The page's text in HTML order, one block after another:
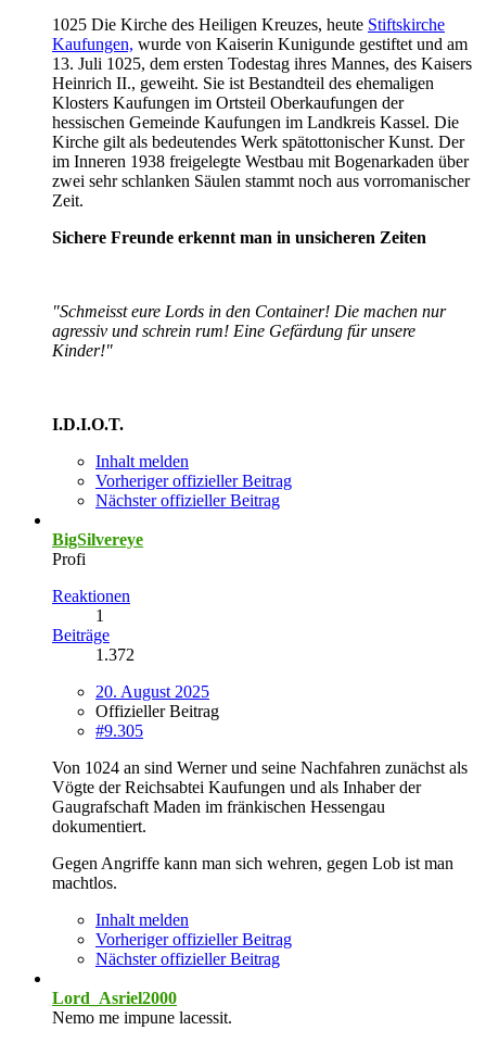
1025 Die Kirche des Heiligen Kreuzes, heute Stiftskirche
Kaufungen, wurde von Kaiserin Kunigunde gestiftet und am
13. Juli 1025, dem ersten Todestag ihres Mannes, des Kaisers
Heinrich II., geweiht. Sie ist Bestandteil des ehemaligen
Klosters Kaufungen im Ortsteil Oberkaufungen der
hessischen Gemeinde Kaufungen im Landkreis Kassel. Die
Kirche gilt als bedeutendes Werk spätottonischer Kunst. Der
im Inneren 1938 freigelegte Westbau mit Bogenarkaden über
zwei sehr schlanken Säulen stammt noch aus vorromanischer
Zeit.
Sichere Freunde erkennt man in unsicheren Zeiten
"Schmeisst eure Lords in den Container! Die machen nur
agressiv und schrein rum! Eine Gefärdung für unsere
Kinder!"
I.D.I.O.T.
Inhalt melden
Vorheriger offizieller Beitrag
Nächster offizieller Beitrag
BigSilvereye
Profi
Reaktionen
1
Beiträge
1.372
20. August 2025
Offizieller Beitrag
#9.305
Von 1024 an sind Werner und seine Nachfahren zunächst als
Vögte der Reichsabtei Kaufungen und als Inhaber der
Gaugrafschaft Maden im fränkischen Hessengau
dokumentiert.
Gegen Angriffe kann man sich wehren, gegen Lob ist man
machtlos.
Inhalt melden
Vorheriger offizieller Beitrag
Nächster offizieller Beitrag
Lord_Asriel2000
Nemo me impune lacessit.